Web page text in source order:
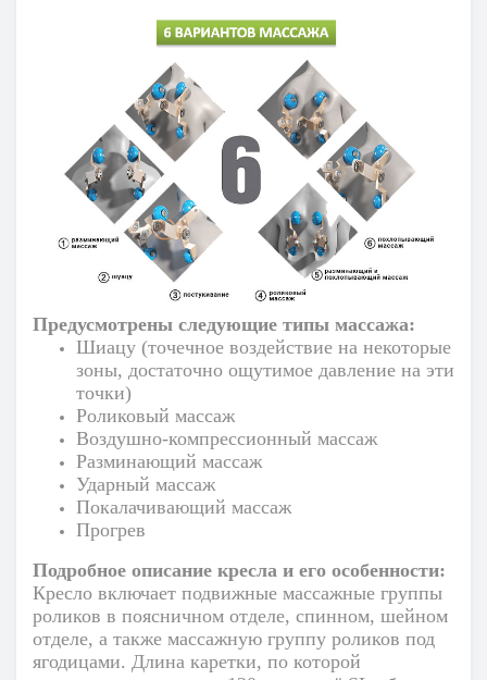
Предусмотрены следующие типы массажа:
Шиацу (точечное воздействие на некоторые
зоны, достаточно ощутимое давление на эти
точки)
Роликовый массаж
Воздушно-компрессионный массаж
Разминающий массаж
Ударный массаж
Покалачивающий массаж
Прогрев
Подробное описание кресла и его особенности:
Кресло включает подвижные массажные группы
роликов в поясничном отделе, спинном, шейном
отделе, а также массажную группу роликов под
ягодицами. Длина каретки, по которой